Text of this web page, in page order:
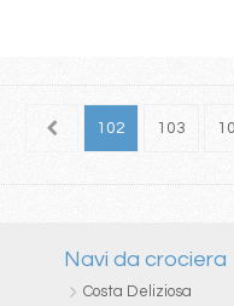
101 102 103
Navi da crociera
Costa Deliziosa